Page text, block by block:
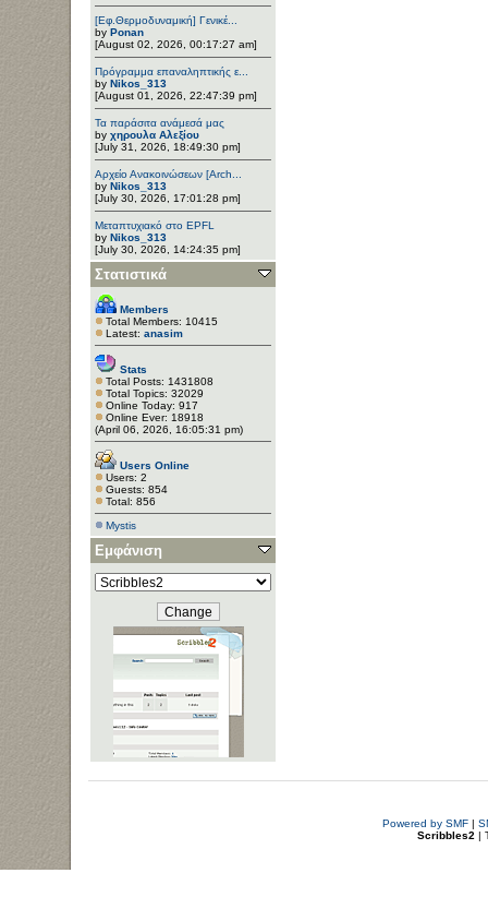
[Εφ.Θερμοδυναμική] Γενικέ...
by Ponan
[August 02, 2026, 00:17:27 am]
Πρόγραμμα επαναληπτικής ε...
by Nikos_313
[August 01, 2026, 22:47:39 pm]
Τα παράσιτα ανάμεσά μας
by χηρουλα Αλεξίου
[July 31, 2026, 18:49:30 pm]
Αρχείο Ανακοινώσεων [Arch...
by Nikos_313
[July 30, 2026, 17:01:28 pm]
Μεταπτυχιακό στο EPFL
by Nikos_313
[July 30, 2026, 14:24:35 pm]
Στατιστικά
Members
Total Members: 10415
Latest: anasim
Stats
Total Posts: 1431808
Total Topics: 32029
Online Today: 917
Online Ever: 18918
(April 06, 2026, 16:05:31 pm)
Users Online
Users: 2
Guests: 854
Total: 856
Mystis
Εμφάνιση
Powered by SMF|
Scribbles2 |